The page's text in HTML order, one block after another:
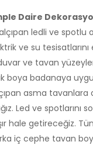
Daire
ledli ve spotlu
ve su tesisatlarını
ve tavan
boya badanaya
asma tavanlara
Led ve spotlarını
hale getireceğiz.
iç cephe tavan